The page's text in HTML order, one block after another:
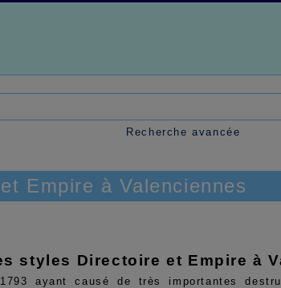
Recherche avancée
Empire à Valenciennes
styles Directoire et Empire à
1793 ayant causé de très importantes